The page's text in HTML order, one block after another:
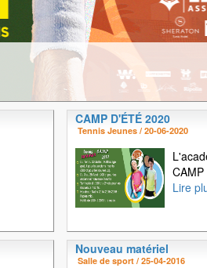
CAMP D'ÉTÉ 2020
Tennis Jeunes / 20-06-2020
Lire
Nouveau matériel
Salle de sport / 25-04-2016